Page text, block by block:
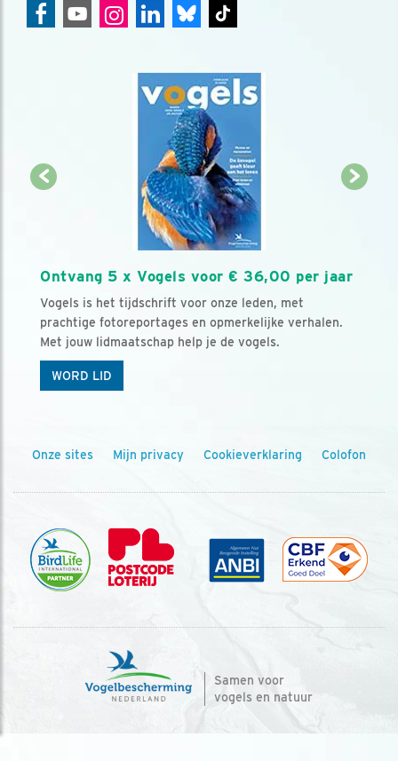
Ontvang 5 x Vogels voor € 36,00 per jaar
Vogels is het tijdschrift voor onze leden, met
prachtige fotoreportages en opmerkelijke verhalen.
Met jouw lidmaatschap help je de vogels.
WORD LID
Onze sites Mijn privacy Cookieverklaring Colofon
Samen voor
vogels en natuur